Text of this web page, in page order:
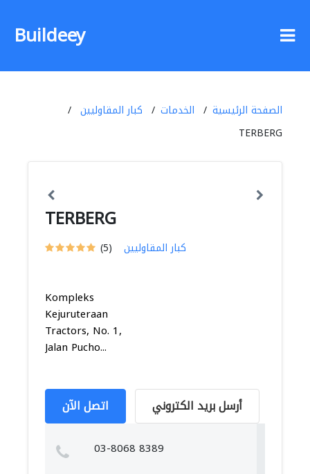
Buildeey
الصفحة الرئيسية الخدمات
كبار المقاوليين
TERBERG
TERBERG
(5) كبار المقاوليين
Kompleks
Kejuruteraan
Tractors, No. 1,
Jalan Pucho...
اتصل الآن أرسل بريد الكتروني
03-8068 8389